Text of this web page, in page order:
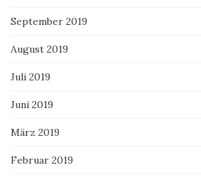
September 2019
August 2019
Juli 2019
Juni 2019
März 2019
Februar 2019